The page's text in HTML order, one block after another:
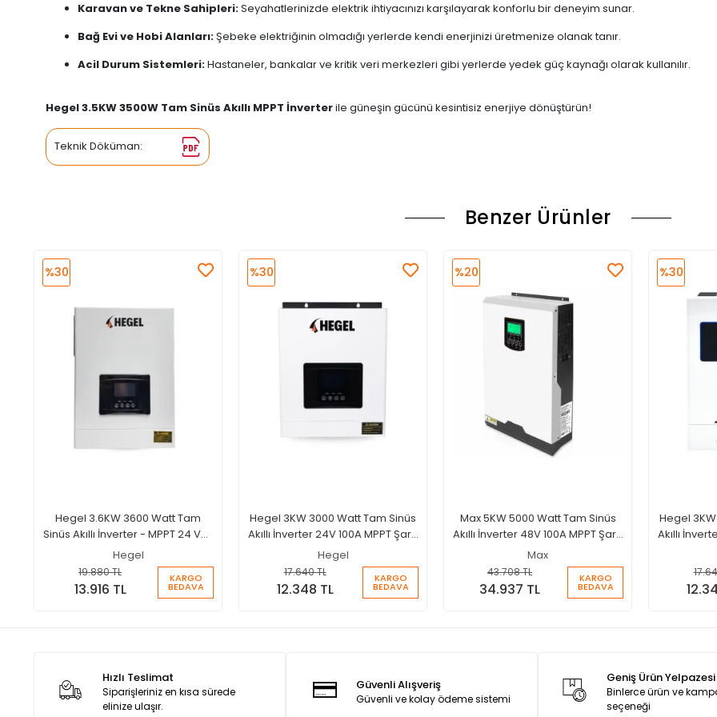
Karavan ve Tekne Sahipleri:Seyahatlerinizde elektrik ihtiyacınızı karşılayarak konforlu bir deneyim sunar.
Bağ Evi ve Hobi Alanları:Şebeke elektriğinin olmadığı yerlerde kendi enerjinizi üretmenize olanak tanır.
Acil Durum Sistemleri:Hastaneler, bankalar ve kritik veri merkezleri gibi yerlerde yedek güç kaynağı olarak kullanılır.
Hegel 3.5KW 3500W Tam Sinüs Akıllı MPPT İnverterile güneşin gücünü kesintisiz enerjiye dönüştürün!
Teknik Döküman:
Benzer Ürünler
Hegel 3.6KW 3600 Watt Tam
Sinüs Akıllı İnverter - MPPT 24 Volt
100A Şarjlı İnverter
Hegel
%30
19.880 TL
13.916 TL
KARGO
BEDAVA
Hegel 3KW 3000 Watt Tam Sinüs
Akıllı İnverter 24V 100A MPPT Şarjlı
İnverter
Hegel
%30
17.640 TL
12.348 TL
KARGO
BEDAVA
Max 5KW 5000 Watt Tam Sinüs
Akıllı İnverter 48V 100A MPPT Şarjlı
İnverter
Max
%20
43.708 TL
34.937 TL
KARGO
BEDAVA
Hegel
Akıllı
%30
Hızlı Teslimat
Siparişleriniz en kısa sürede
elinize ulaşır.
Güvenli Alışveriş
Güvenli ve kolay ödeme sistemi
Geniş Ürün Yelpazesi
Binlerce ürün ve
seçeneği